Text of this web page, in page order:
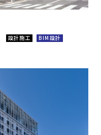
設計施工
BIM設計